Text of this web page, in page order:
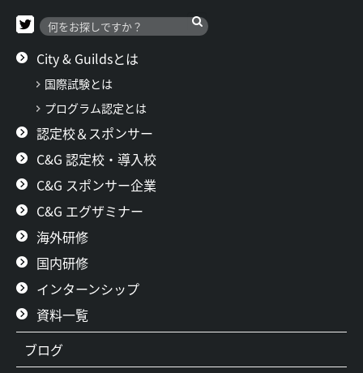
City & Guildsとは
国際試験とは
プログラム認定とは
認定校＆スポンサー
C&G 認定校・導入校
C&G スポンサー企業
C&G エグザミナー
海外研修
国内研修
インターンシップ
資料一覧
ブログ